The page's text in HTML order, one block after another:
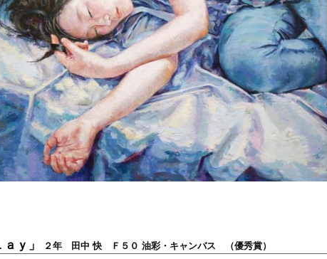
ｙ」 ２年 田中 快 Ｆ５０ 油彩・キャンバス （優秀賞）